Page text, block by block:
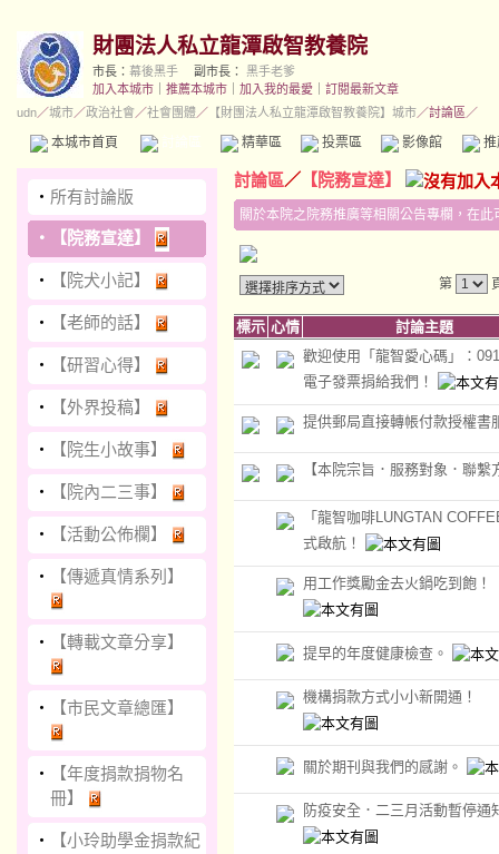
財團法人私立龍潭啟智教養院
市長： 幕後黑手 副市長： 黑手老爹
加入本城市
推薦本城市 加入我的最愛
訂閱最新文章
udn／城市／政治社會 ／社會團體／ 【財團法人私立龍潭啟智教養院】城市／討論區／
本城市首頁 精華區 投票區 影像館
‧ 所有討論版
‧ 【院務宣達】
‧ 【院犬小記】
‧ 【老師的話】
‧ 【研習心得】
‧ 【外界投稿】
‧ 【院生小故事】
‧ 【院內二三事】
‧ 【活動公佈欄】
‧ 【傳遞真情系列】
‧ 【轉載文章分享】
‧ 【市民文章總匯】
‧
【年度捐款捐物名
冊】
‧
【小玲助學金捐款紀
討論區／ 【院務宣達】
關於本院之院務推廣等相關公告專欄，在
第
標示 心情
討論主題
歡迎使用「龍智愛心碼」：
電子發票捐給我們！
提供郵局直接轉帳付款授權書
【本院宗旨．服務對象．聯繫
「龍智咖啡LUNGTAN
式啟航！
用工作獎勵金去火鍋吃到飽！
提早的年度健康檢查。
機構捐款方式小小新開通！
關於期刊與我們的感謝。
防疫安全．二三月活動暫停通